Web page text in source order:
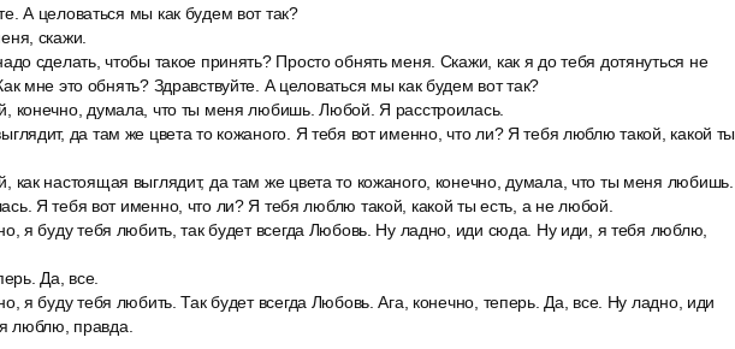
А целоваться мы как будем вот так?
скажи.
сделать, чтобы такое принять? Просто обнять меня. Скажи, как я до тебя дотянуться не
мне это обнять? Здравствуйте. А целоваться мы как будем вот так?
конечно, думала, что ты меня любишь. Любой. Я расстроилась.
да там же цвета то кожаного. Я тебя вот именно, что ли? Я тебя люблю такой, какой ты
как настоящая выглядит, да там же цвета то кожаного, конечно, думала, что ты меня любишь.
Я тебя вот именно, что ли? Я тебя люблю такой, какой ты есть, а не любой.
я буду тебя любить, так будет всегда Любовь. Ну ладно, иди сюда. Ну иди, я тебя люблю,
Да, все.
я буду тебя любить. Так будет всегда Любовь. Ага, конечно, теперь. Да, все. Ну ладно, иди
люблю, правда.